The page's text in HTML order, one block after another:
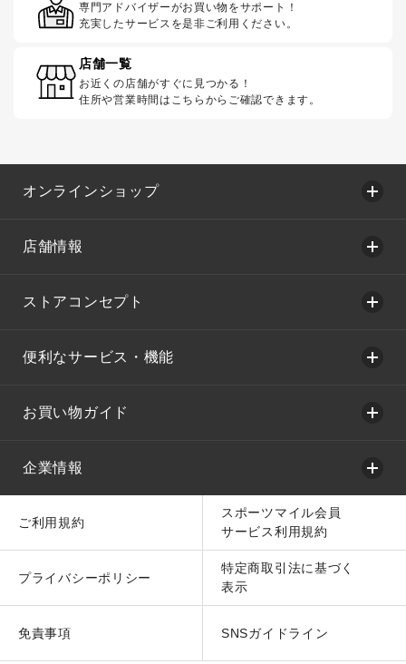
専門アドバイザーがお買い物をサポート！
充実したサービスを是非ご利用ください。
店舗一覧
お近くの店舗がすぐに見つかる！
住所や営業時間はこちらからご確認できます。
オンラインショップ
店舗情報
ストアコンセプト
便利なサービス・機能
お買い物ガイド
企業情報
ご利用規約
スポーツマイル会員
サービス利用規約
プライバシーポリシー
特定商取引法に基づく
表示
免責事項 SNSガイドライン